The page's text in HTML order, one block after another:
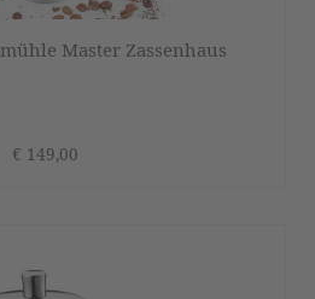
Master Zassenhaus
€ 149,00